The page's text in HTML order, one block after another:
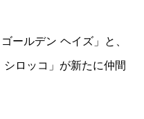
ールデン ヘイズ」と、
ロッコ」が新たに仲間